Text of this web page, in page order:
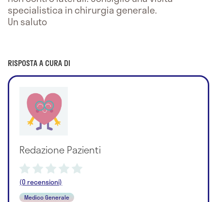
specialistica in chirurgia generale.
Un saluto
RISPOSTA A CURA DI
Redazione Pazienti
(0 recensioni)
Medico Generale